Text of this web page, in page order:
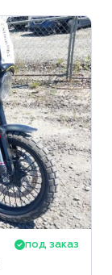
под заказ